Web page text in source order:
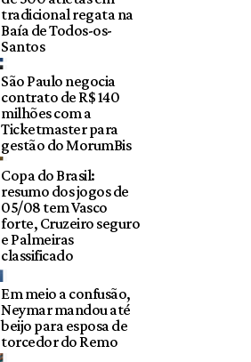
tradicional regata na
Baía de Todos-os-
Santos
São Paulo negocia
contrato de R$ 140
milhões com a
Ticketmaster para
gestão do MorumBis
Copa do Brasil:
resumo dos jogos de
05/08 tem Vasco
forte, Cruzeiro seguro
e Palmeiras
classificado
Em meio a confusão,
Neymar mandou até
beijo para esposa de
torcedor do Remo